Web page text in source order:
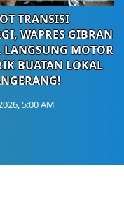
TRANSISI
WAPRES GIBRAN
LANGSUNG MOTOR
BUATAN LOKAL
5:00 AM